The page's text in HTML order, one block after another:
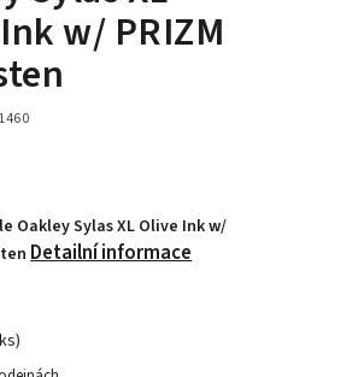
w/ PRIZM
Oakley Sylas XL Olive Ink w/
Detailní informace
)